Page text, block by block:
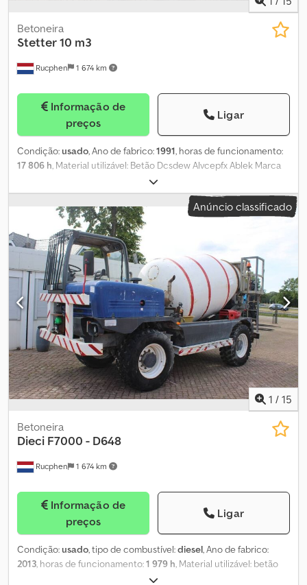
Rucphen 1 674 km
Betoneira
Stetter10 m3
Informação de
preços
Ligar
Condição:usado, Ano de fabrico:1991, horas de funcionamento:
17 806 h, Material utilizável: Betão Dcsdew Alvcepfx Ablek Marca
do motor: Deutz Para mais informações, contacte J.A.J. Jansen.
Anúncio classificado
1 / 15
Rucphen 1 674 km
Betoneira
Dieci F7000 - D648
Informação de
preços
Ligar
Condição:usado, tipo de combustível:diesel, Ano de fabrico:
2013, horas de funcionamento:1 979 h, Material utilizável: betão
Peso em vazio: 7.400 kg Marca do motor: Cummins Para mais